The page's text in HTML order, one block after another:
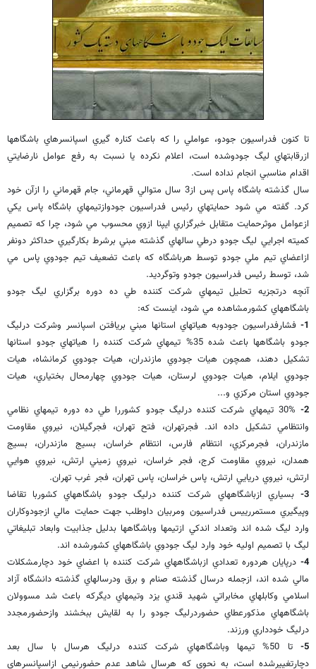
تا كنون فدراسيون جودو، عواملي را كه باعث كناره گيري اسپانسرهاي باشگاهها
ازرقابتهاي ليگ جودوشده است، اعلام نكرده يا نسبت به رفع عوامل نارضايتي
اقدام مناسبي انجام نداده است.
سال گذشته باشگاه پاس پس از3 سال متوالي قهرماني، جام قهرماني را ازآن خود
كرد. گفته مي شود حمايتهاي رئيس فدراسيون جودوازتيمهاي باشگاه پاس يكي
ازعوامل موثرحمايت متقابل خبرگزاري ايپنا ازوي محسوب مي شود، چرا كه تصميم
كميته اجرايي ليگ جودو درطي سالهاي گذشته مبني برشرط بكارگيري حداكثر دونفر
ازاعضاي تيم ملي جودو توسط هرباشگاه كه باعث تضعيف تيم جودوي پاس مي
شد، توسط رئيس فدراسيون جودو وتوگرديد.
آنچه درتجزيه تحليل تيمهاي شركت كننده طي ده دوره برگزاري ليگ جودو
باشگاههاي كشورمشاهده مي شود، اينست كه:
1- فشارفدراسيون جودوبه هياتهاي استانها مبني بريافتن اسپانسر وشركت درليگ
جودو باشگاهها باعث شده 35% تيمهاي شركت كننده را هياتهاي جودو استانها
تشكيل دهند، همچون هيات جودوي مازندران، هيات جودوي كرمانشاه، هيات
جودوي ايلام، هيات جودوي لرستان، هيات جودوي چهارمحال بختياري، هيات
جودوي استان مركزي و...
2-
30% تيمهاي شركت كننده درليگ جودو كشوررا طي ده دوره تيمهاي نظامي
وانتظامي تشكيل داده اند. فجرتهران، فتح تهران، فجرگيلان، نيروي مقاومت
مازندران، فجرمركزي، انتظام فارس، انتظام خراسان، بسيج مازندران، بسيج
همدان، نيروي مقاومت كرج، فجر خراسان، نيروي زميني ارتش، نيروي هوايي
ارتش، نيروي دريايي ارتش، پاس خراسان، پاس تهران، فجر غرب تهران.
3-
بسياري ازباشگاههاي شركت كننده درليگ جودو باشگاههاي كشوربا تقاضا
وپيگيري مستمررييس فدراسيون ومربيان داوطلب جهت حمايت مالي ازجودوكاران
وارد ليگ شده اند وتعداد اندكي ازتيمها وباشگاهها بدليل جذابيت وابعاد تبليغاتي
ليگ با تصميم اوليه خود وارد ليگ جودوي باشگاههاي كشورشده اند.
4- درپايان هردوره تعدادي ازباشگاههاي شركت كننده با اعضاي خود دچارمشكلات
مالي شده اند، ازجمله درسال گذشته صنام و برق ودرسالهاي گذشته دانشگاه آزاد
اسلامي وكابلهاي مخابراتي شهيد قندي يزد وتيمهاي ديگركه باعث شد مسوولان
باشگاههاي مذكورعطاي حضوردرليگ جودو را به لقايش ببخشند وازحضورمجدد
درليگ خودداري ورزند.
5-
تا 50% تيمها وباشگاههاي شركت كننده درليگ هرسال با سال بعد
دچارتغييرشده است، به نحوي كه هرسال شاهد عدم حضورنيمي ازاسپانسرهاي